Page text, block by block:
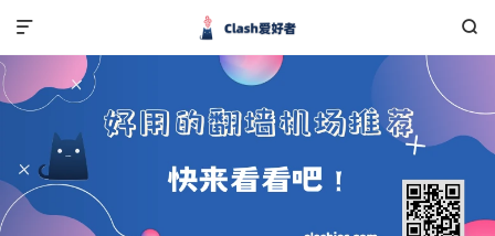

